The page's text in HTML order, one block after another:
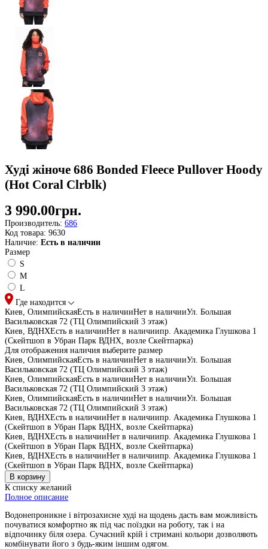
Худі жіноче 686 Bonded Fleece Pullover Hoody
(Hot Coral Clrblk)
3 990.00грн.
Производитель: 686
Код товара: 9630
Наличие: Есть в наличии
Размер
S
M
L
Где находится
Киев, ОлимпийскаяЕсть в наличииНет в наличииУл. Большая
Васильковская 72 (ТЦ Олимпийский 3 этаж)
Киев, ВДНХЕсть в наличииНет в наличиипр. Академика Глушкова 1
(Скейтшоп в Убран Парк ВДНХ, возле Скейтпарка)
Для отображения наличия выберите размер
Киев, ОлимпийскаяЕсть в наличииНет в наличииУл. Большая
Васильковская 72 (ТЦ Олимпийский 3 этаж)
Киев, ОлимпийскаяЕсть в наличииНет в наличииУл. Большая
Васильковская 72 (ТЦ Олимпийский 3 этаж)
Киев, ОлимпийскаяЕсть в наличииНет в наличииУл. Большая
Васильковская 72 (ТЦ Олимпийский 3 этаж)
Киев, ВДНХЕсть в наличииНет в наличиипр. Академика Глушкова 1
(Скейтшоп в Убран Парк ВДНХ, возле Скейтпарка)
Киев, ВДНХЕсть в наличииНет в наличиипр. Академика Глушкова 1
(Скейтшоп в Убран Парк ВДНХ, возле Скейтпарка)
Киев, ВДНХЕсть в наличииНет в наличиипр. Академика Глушкова 1
(Скейтшоп в Убран Парк ВДНХ, возле Скейтпарка)
К списку желаний
Полное описание
Водонепроникне і вітрозахисне худі на щодень дасть вам можливість
почуватися комфортно як під час поїздки на роботу, так і на
відпочинку біля озера. Сучасний крій і стримані кольори дозволяють
комбінувати його з будь-яким іншим одягом.